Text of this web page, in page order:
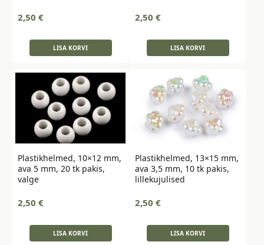
2,50 €
LISA KORVI
2,50 €
LISA KORVI
Plastikhelmed, 10×12 mm,
ava 5 mm, 20 tk pakis,
valge
2,50 €
LISA KORVI
Plastikhelmed, 13×15 mm,
ava 3,5 mm, 10 tk pakis,
lillekujulised
2,50 €
LISA KORVI